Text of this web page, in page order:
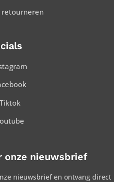
retourneren
Tiktok
onze nieuwsbrief
nieuwsbrief en ontvang direct